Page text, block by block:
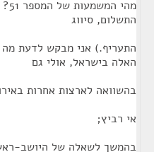
התשלום, סיווג
התעריף.) אני מבקש לדעת מה
האלה בישראל, אולי גם
בהשוואה לארצות אחרות
אי רביץ;
בהמשך לשאלה של היושב-